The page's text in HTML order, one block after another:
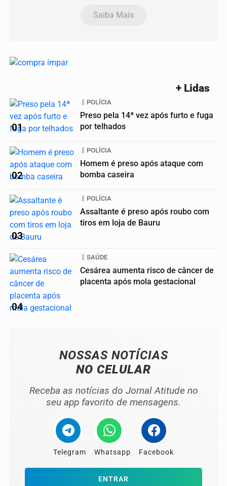
Saiba Mais
+ Lidas
01
POLÍCIA
Preso pela 14ª vez após furto e fuga
por telhados
02
POLÍCIA
Homem é preso após ataque com
bomba caseira
03
POLÍCIA
Assaltante é preso após roubo com
tiros em loja de Bauru
04
SAÚDE
Cesárea aumenta risco de câncer de
placenta após mola gestacional
NOSSAS NOTÍCIAS
NO CELULAR
Receba as notícias do Jornal Atitude no
seu app favorito de mensagens.
Telegram Whatsapp Facebook
ENTRAR